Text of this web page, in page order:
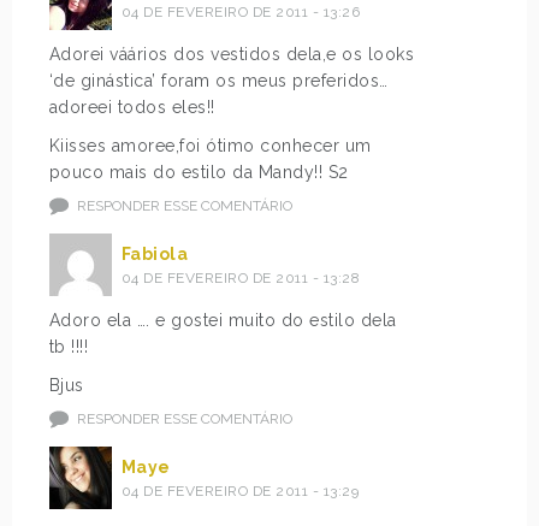
04 DE FEVEREIRO DE 2011 - 13:26
Adorei váários dos vestidos dela,e os looks
‘de ginástica’ foram os meus preferidos…
adoreei todos eles!!
Kiisses amoree,foi ótimo conhecer um
pouco mais do estilo da Mandy!! S2
RESPONDER ESSE COMENTÁRIO
Fabiola
04 DE FEVEREIRO DE 2011 - 13:28
Adoro ela …. e gostei muito do estilo dela
tb !!!!
Bjus
RESPONDER ESSE COMENTÁRIO
Maye
04 DE FEVEREIRO DE 2011 - 13:29